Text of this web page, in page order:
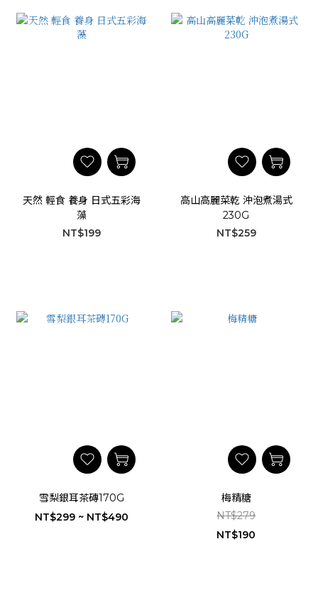
天然 輕食 養身 日式五彩海
藻
NT$199
高山高麗菜乾 沖泡煮湯式
230G
NT$259
雪梨銀耳茶磚170G
NT$299 ~ NT$490
梅精糖
NT$279
NT$190